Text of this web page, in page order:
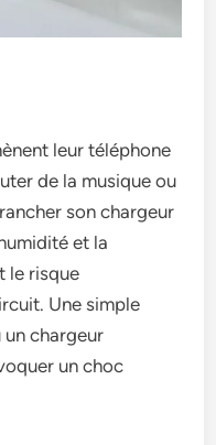
leur téléphone
de la musique ou
son chargeur
et la
le risque
Une simple
un chargeur
un choc